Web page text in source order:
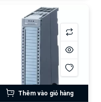
Thêm vào giỏ hàng